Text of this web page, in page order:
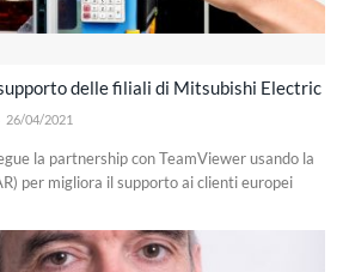
delle filiali di Mitsubishi Electric
26/04/2021
la partnership con TeamViewer usando la
per migliora il supporto ai clienti europei